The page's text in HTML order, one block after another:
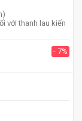
với thanh lau kiến
- 7%